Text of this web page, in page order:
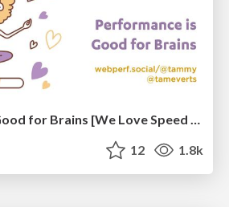
Performance Is Good for Brains [We Love Speed 2024]
12 1.8k